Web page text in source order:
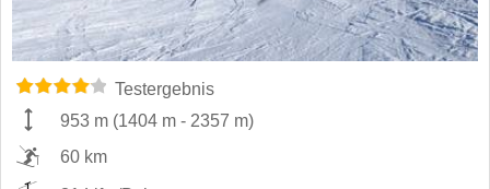
Testergebnis
953 m (1404 m - 2357 m)
60 km